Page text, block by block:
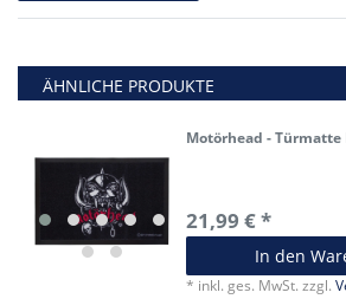
ÄHNLICHE PRODUKTE
Motörhead - Türmatte
21,99 € *
In den
* inkl. ges. MwSt. zzgl.